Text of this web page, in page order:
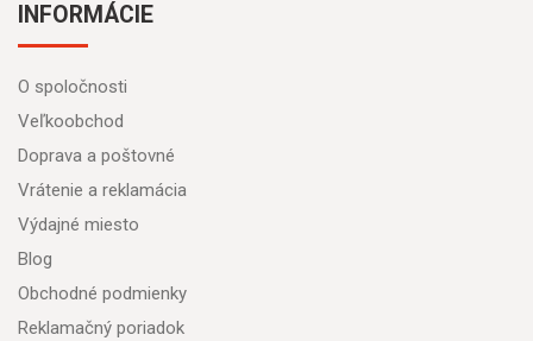
INFORMÁCIE
O spoločnosti
Veľkoobchod
Doprava a poštovné
Vrátenie a reklamácia
Výdajné miesto
Blog
Obchodné podmienky
Reklamačný poriadok